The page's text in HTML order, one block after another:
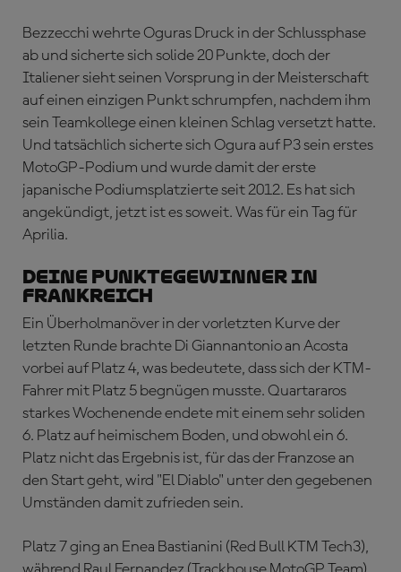
Bezzecchi wehrte Oguras Druck in der Schlussphase
ab und sicherte sich solide 20 Punkte, doch der
Italiener sieht seinen Vorsprung in der Meisterschaft
auf einen einzigen Punkt schrumpfen, nachdem ihm
sein Teamkollege einen kleinen Schlag versetzt hatte.
Und tatsächlich sicherte sich Ogura auf P3 sein erstes
MotoGP-Podium und wurde damit der erste
japanische Podiumsplatzierte seit 2012. Es hat sich
angekündigt, jetzt ist es soweit. Was für ein Tag für
Aprilia.
DEINE PUNKTEGEWINNER IN
FRANKREICH
Ein Überholmanöver in der vorletzten Kurve der
letzten Runde brachte Di Giannantonio an Acosta
vorbei auf Platz 4, was bedeutete, dass sich der KTM-
Fahrer mit Platz 5 begnügen musste. Quartararos
starkes Wochenende endete mit einem sehr soliden
6. Platz auf heimischem Boden, und obwohl ein 6.
Platz nicht das Ergebnis ist, für das der Franzose an
den Start geht, wird "El Diablo" unter den gegebenen
Umständen damit zufrieden sein.
Platz 7 ging an Enea Bastianini (Red Bull KTM Tech3),